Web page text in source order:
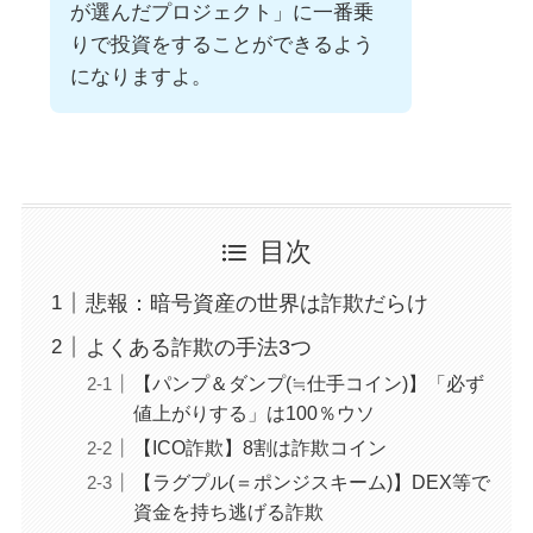
が選んだプロジェクト」に一番乗
りで投資をすることができるよう
になりますよ。
目次
悲報：暗号資産の世界は詐欺だらけ
よくある詐欺の手法3つ
【パンプ＆ダンプ(≒仕手コイン)】「必ず
値上がりする」は100％ウソ
【ICO詐欺】8割は詐欺コイン
【ラグプル(＝ポンジスキーム)】DEX等で
資金を持ち逃げる詐欺